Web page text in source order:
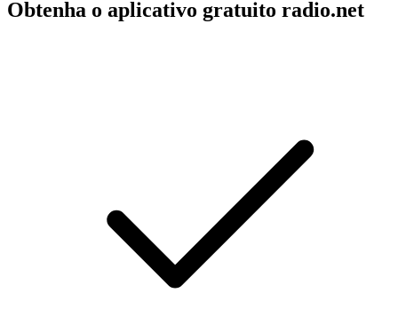
Obtenha o aplicativo gratuito radio.net